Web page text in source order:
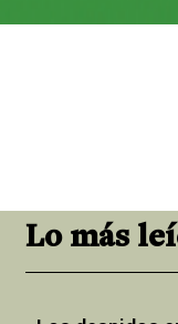
Lo más